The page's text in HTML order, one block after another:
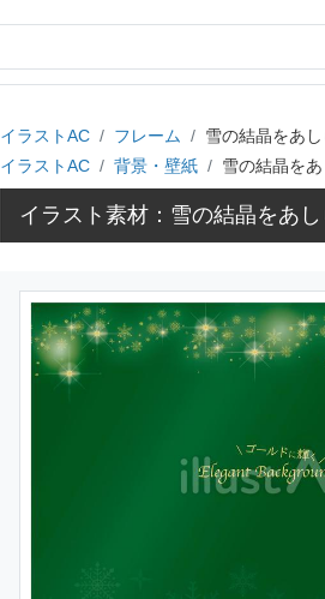
イラストAC フレーム
雪の結晶をあ
イラストAC
背景・壁紙 雪の結晶を
イラスト素材：雪の結晶をあ